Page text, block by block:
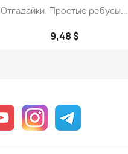
 Просмотр
Отгадайки. Простые ребусы...
9,48 $
YouTube Instagram